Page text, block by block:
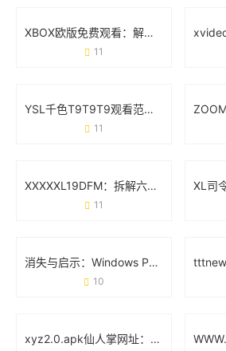
XBOX欧版免费观看：解锁欧洲区游戏与影音的隐藏玩法
11
YSL千色T9T9T9观看范围：从试色到出圈的万能公式
11
XXXXXL19DFM：拆解六大技术亮点与应用场景全透视
11
消失与启示：Windows Phone为什么没成为你的下一部手机？
10
xyz2.0.apk仙人掌网址：用绿色代码重构你的网络空间